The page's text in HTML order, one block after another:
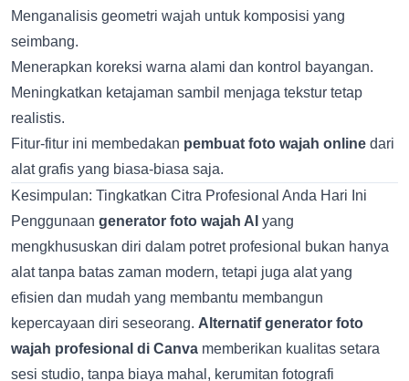
Menganalisis geometri wajah untuk komposisi yang
seimbang.
Menerapkan koreksi warna alami dan kontrol bayangan.
Meningkatkan ketajaman sambil menjaga tekstur tetap
realistis.
Fitur-fitur ini membedakan pembuat foto wajah online dari
alat grafis yang biasa-biasa saja.
Kesimpulan: Tingkatkan Citra Profesional Anda Hari Ini
Penggunaan generator foto wajah AI yang
mengkhususkan diri dalam potret profesional bukan hanya
alat tanpa batas zaman modern, tetapi juga alat yang
efisien dan mudah yang membantu membangun
kepercayaan diri seseorang. Alternatif generator foto
wajah profesional di Canva memberikan kualitas setara
sesi studio, tanpa biaya mahal, kerumitan fotografi